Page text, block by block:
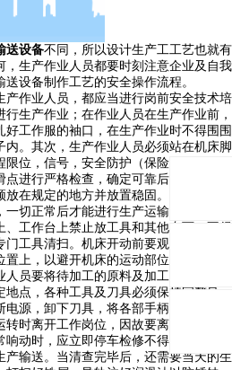
送设备不同，所以设计生产工工艺也就有
，生产作业人员都要时刻注意企业及自我
设备制作工艺的安全操作流程。
作业人员，都应当进行岗前安全技术培
生产作业；在作业人员在生产作业前，
工作服的袖口，在生产作业时不得围围
内。其次，生产作业人员必须站在机床脚
位，信号，安全防护（保险）装置及机
进行严格检查，确定可靠后才能可启
在规定的地方并放置稳固。当各类机
切正常后才能进行生产运输作业。然后
工作台上禁止放工具和其他东西。不得
工具清扫。机床开动前要观察周围动
上，以避开机床的运动部位在生产作业
员要将待加工的原料及加工完的成品、
点，各种工具及刀具必须保持完整良
源，卸下刀具，将各部手柄放在空档位
时离开工作岗位，因故要离开时必须停
动时，应立即停车检修不得强行或带病
输送。当清查完毕后，还需要当天的生